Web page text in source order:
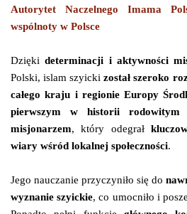
Autorytet Naczelnego Imama
wspólnoty w Polsce
Dziękideterminacji i aktywności
Polski, islam szyickizostał szeroko
całego kraju i regionie Europy
pierwszym w historii rodowitym
misjonarzem, który odegrał
wiary wśród lokalnej społeczności.
Jego nauczanie przyczyniło się do
wyznanie szyickie, co umocniło i